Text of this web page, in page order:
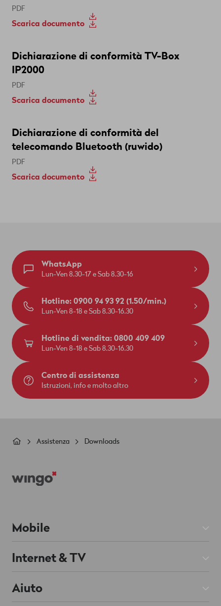
PDF
Scarica documento
Dichiarazione di conformità TV-Box
IP2000
PDF
Scarica documento
Dichiarazione di conformità del
telecomando Bluetooth (ruwido)
PDF
Scarica documento
WhatsApp
Lun-Ven 8.30-17 e Sab 8.30-16
Hotline: 0900 94 93 92 (1.50/min.)
Lun-Ven 8-18 e Sab 8.30-16.30
Hotline di vendita: 0800 409 409
Lun-Ven 8-18 e Sab 8.30-16.30
Centro di assistenza
Istruzioni, info e molto altro
BricioleAssistenza Downloads
Mobile
Abbonamenti Mobile
Prepaid
Roaming & Estero
Internet & TV
Abbonamenti Internet
Abbonamenti TV
Aiuto